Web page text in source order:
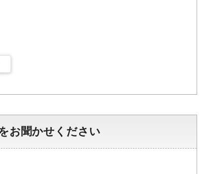
お聞かせください